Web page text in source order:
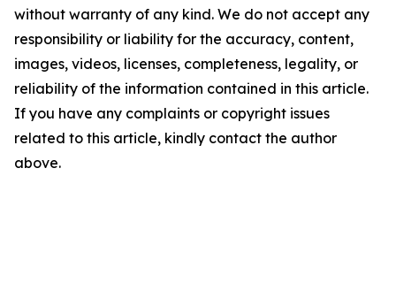
without warranty of any kind. We do not accept any
responsibility or liability for the accuracy, content,
images, videos, licenses, completeness, legality, or
reliability of the information contained in this article.
If you have any complaints or copyright issues
related to this article, kindly contact the author
above.